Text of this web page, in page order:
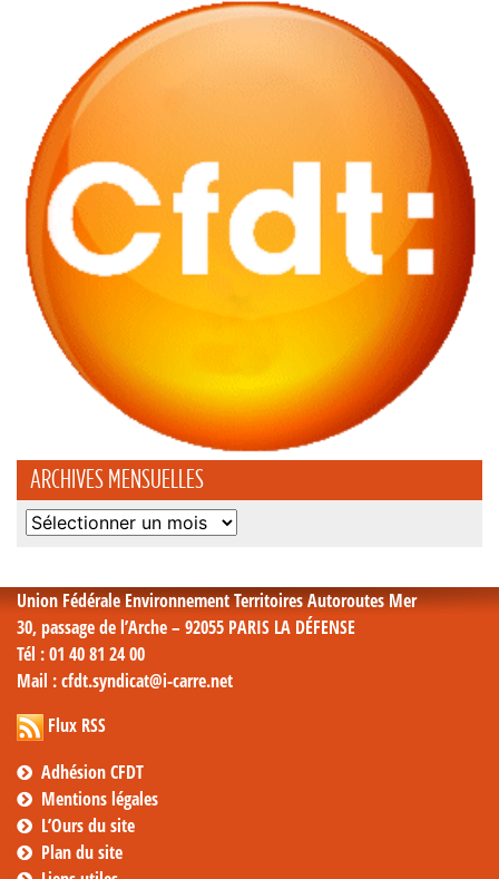
ARCHIVES MENSUELLES
Archives
Union Fédérale Environnement Territoires Autoroutes Mer
30, passage de l’Arche – 92055 PARIS LA DÉFENSE
Tél : 01 40 81 24 00
Mail : cfdt.syndicat@i-carre.net
Flux RSS
Adhésion CFDT
Mentions légales
L’Ours du site
Plan du site